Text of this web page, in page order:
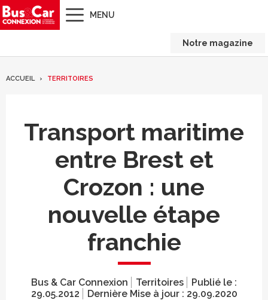
MENU
Notre magazine
ACCUEIL TERRITOIRES
Transport maritime
entre Brest et
Crozon : une
nouvelle étape
franchie
Bus & Car Connexion Territoires
Publié le :
29.05.2012
Dernière Mise à jour : 29.09.2020